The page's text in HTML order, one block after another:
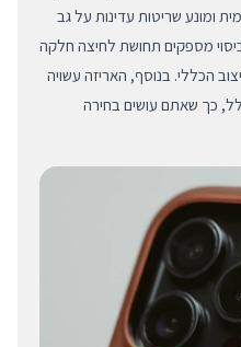
ומונע שריטות עדינות על גב
מספקים תחושת לחיצה חלקה
הכללי. בנוסף, האריזה עשויה
כך שאתם עושים בחירה